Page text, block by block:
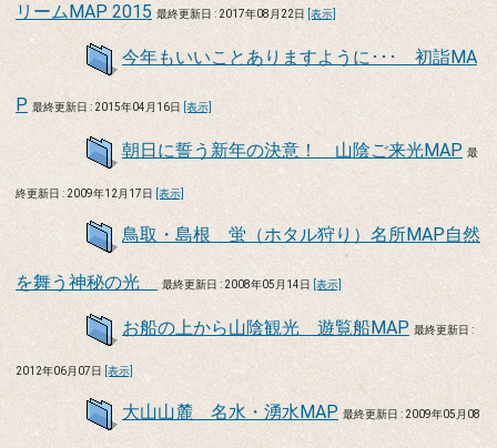
リームMAP 2015 最終更新日 : 2017年08月22日 [表示]
今年もいいことありますように･･･ 初詣MA
P 最終更新日 : 2015年04月16日 [表示]
朝日に誓う新年の決意！ 山陰ご来光MAP 最
終更新日 : 2009年12月17日 [表示]
鳥取・島根 蛍（ホタル狩り）名所MAP自然
を舞う神秘の光 最終更新日 : 2008年05月14日 [表示]
お船の上から山陰観光 遊覧船MAP 最終更新日 :
2012年06月07日 [表示]
大山山麓 名水・湧水MAP 最終更新日 : 2009年05月08